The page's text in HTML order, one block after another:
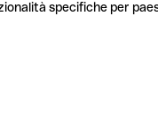
specifiche per